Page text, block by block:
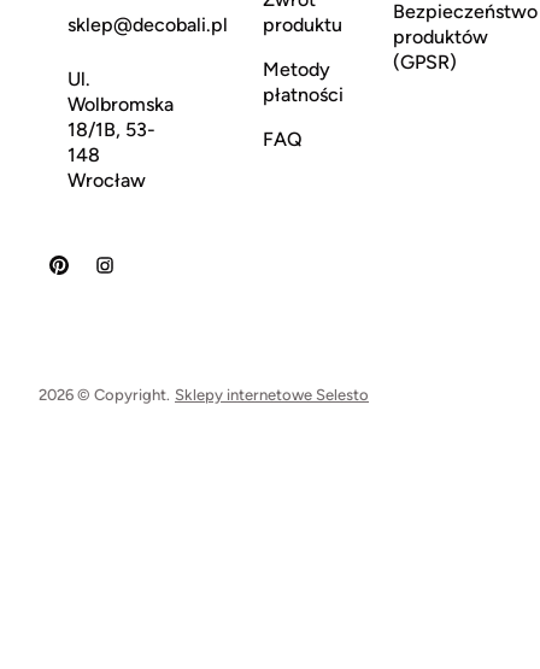
sklep@decobali.pl
Ul.
Wolbromska
18/1B, 53-
148
Wrocław
produktu
Metody
płatności
FAQ
Bezpieczeństwo
produktów
(GPSR)
2026 © Copyright. Sklepy internetowe Selesto